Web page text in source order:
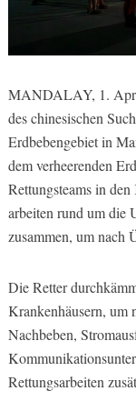
MANDALAY, 1.
des chinesischen
Erdbebengebiet in
dem verheerenden
Rettungsteams in
arbeiten rund um die
zusammen, um nach
Die Retter
Krankenhäusern, um
Nachbeben,
Rettungsarbeiten